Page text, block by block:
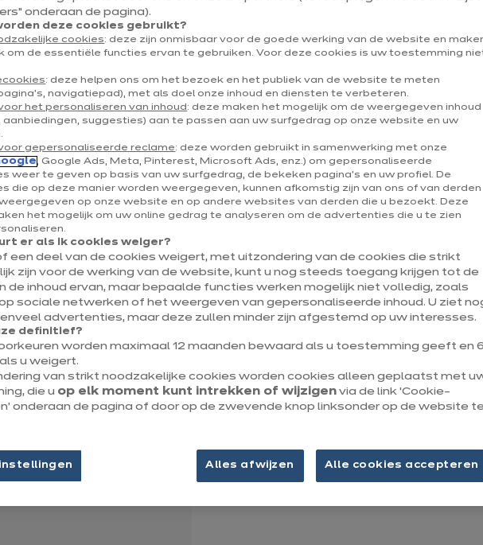
5100 Jambes
Fiche bekijken
ixina keukenwinkel
Rue de Rochefort 234
5570 Beauraing
Toon nummer
Fiche bekijken
onderaan de pagina).
deze cookies gebruikt?
cookies: deze zijn onmisbaar voor de goede werking van de website en
om de essentiële functies ervan te gebruiken. Voor deze cookies is uw toestemming
: deze helpen ons om het bezoek en het publiek van de website te meten
navigatiepad), met als doel onze inhoud en diensten te verbeteren.
het personaliseren van inhoud : deze maken het mogelijk om de weergegeven inhoud
aanbiedingen, suggesties) aan te passen aan uw surfgedrag op onze website en uw
gepersonaliseerde reclame: deze worden gebruikt in samenwerking met onze
, Google Ads, Meta, Pinterest, Microsoft Ads, enz.) om gepersonaliseerde
weer te geven op basis van uw surfgedrag, de bekeken pagina's en uw profiel. De
die op deze manier worden weergegeven, kunnen afkomstig zijn van ons of van derden
op onze website en op andere websites van derden die u bezoekt. Deze
het mogelijk om uw online gedrag te analyseren om de advertenties die u te zien
er als ik cookies weiger?
een deel van de cookies weigert, met uitzondering van de cookies die strikt
zijn voor de werking van de website, kunt u nog steeds toegang krijgen tot de
de inhoud ervan, maar bepaalde functies werken mogelijk niet volledig, zoals
sociale netwerken of het weergeven van gepersonaliseerde inhoud. U ziet
advertenties, maar deze zullen minder zijn afgestemd op uw interesses.
definitief?
worden maximaal 12 maanden bewaard als u toestemming geeft en 6
u weigert.
van strikt noodzakelijke cookies worden cookies alleen geplaatst met
die u op elk moment kunt intrekken of wijzigen via de link ‘Cookie-
onderaan de pagina of door op de zwevende knop linksonder op de website te
Alles afwijzen Alle cookies accepteren